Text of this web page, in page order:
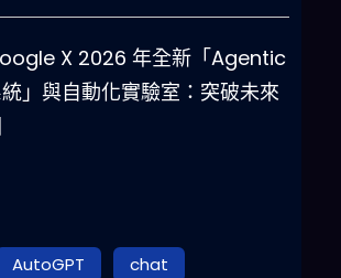
X 2026 年全新「Agentic
」與自動化實驗室：突破未來
AutoGPT
chat